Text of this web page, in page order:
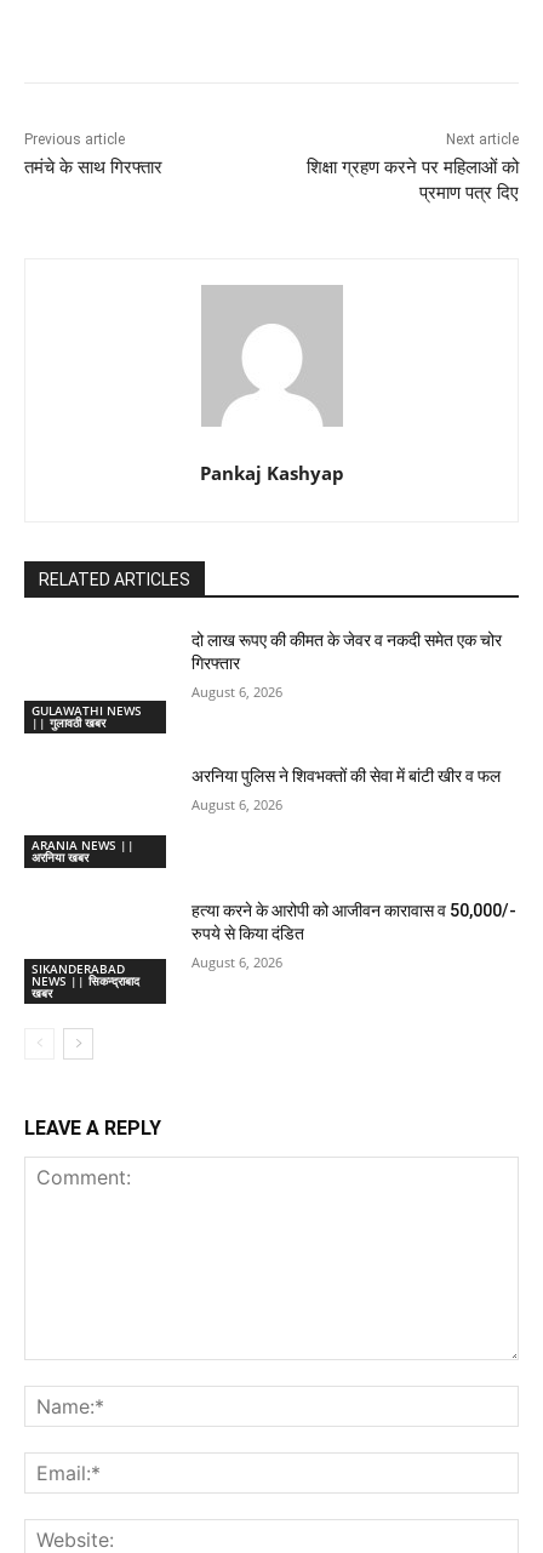
Previous article
तमंचे के साथ गिरफ्तार
Next article
शिक्षा ग्रहण करने पर महिलाओं को
प्रमाण पत्र दिए
Pankaj Kashyap
RELATED ARTICLES
GULAWATHI NEWS
|| गुलावठी खबर
दो लाख रूपए की कीमत के जेवर व नकदी समेत एक चोर
गिरफ्तार
August 6, 2026
ARANIA NEWS ||
अरनिया खबर
अरनिया पुलिस ने शिवभक्तों की सेवा में बांटी खीर व फल
August 6, 2026
SIKANDERABAD
NEWS || सिकन्द्राबाद
खबर
हत्या करने के आरोपी को आजीवन कारावास व 50,000/-
रुपये से किया दंडित
August 6, 2026
LEAVE A REPLY